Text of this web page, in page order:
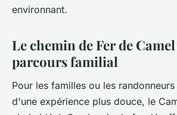
environnant.
Le chemin de Fer de
parcours familial
Pour les familles ou les
d'une expérience plus douce, le